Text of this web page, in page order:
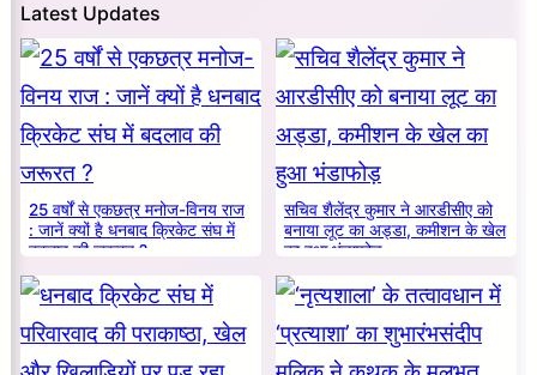
Latest Updates
25 वर्षों से एकछत्र मनोज-विनय राज
: जानें क्यों है धनबाद क्रिकेट संघ में
बदलाव की जरूरत ?
सचिव शैलेंद्र कुमार ने आरडीसीए को
बनाया लूट का अड्डा, कमीशन के खेल
का हुआ भंडाफोड़